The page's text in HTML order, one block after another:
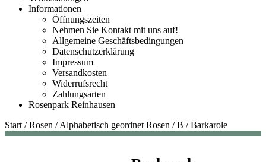
Informationen
Öffnungszeiten
Nehmen Sie Kontakt mit uns auf!
Allgemeine Geschäftsbedingungen
Datenschutzerklärung
Impressum
Versandkosten
Widerrufsrecht
Zahlungsarten
Rosenpark Reinhausen
Start /Rosen /Alphabetisch geordnet Rosen /B /Barkarole